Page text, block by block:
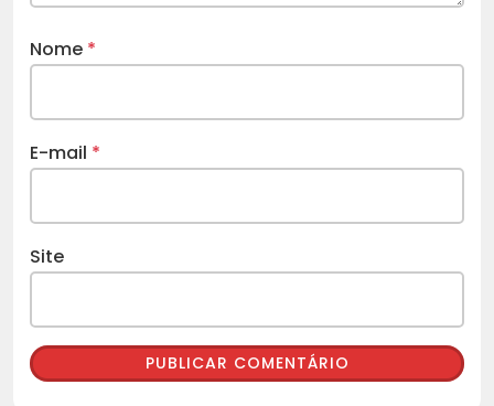
Nome *
E-mail *
Site